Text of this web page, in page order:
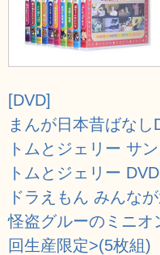
[DVD]
まんが日本昔ばな
トムとジェリー サ
トムとジェリー
ドラえもん みんな
怪盗グルーのミニオ
回生産限定>(5枚組)